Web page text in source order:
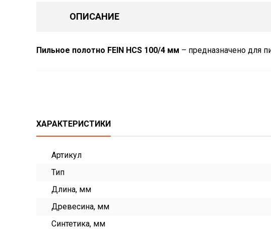
ОПИСАНИЕ
Пильное полотно FEIN HCS 100/4 мм – предназначено для
ХАРАКТЕРИСТИКИ
Артикул
Тип
Длина, мм
Древесина, мм
Синтетика, мм